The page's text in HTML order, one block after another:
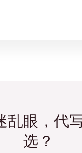
乱眼，代
选？